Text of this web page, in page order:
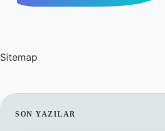
Sitemap
SIDEBAR
SON YAZILAR